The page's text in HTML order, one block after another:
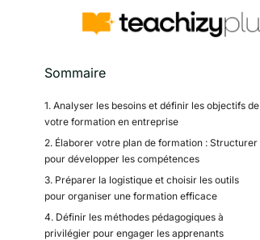
Sommaire
1. Analyser les besoins et définir les objectifs de
votre formation en entreprise
2. Élaborer votre plan de formation : Structurer
pour développer les compétences
3. Préparer la logistique et choisir les outils
pour organiser une formation efficace
4. Définir les méthodes pédagogiques à
privilégier pour engager les apprenants